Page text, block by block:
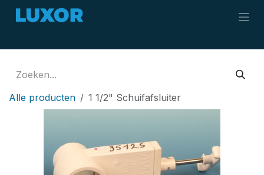
Overslaan naar inhoud
Alle producten 1 1/2" Schuifafsluiter